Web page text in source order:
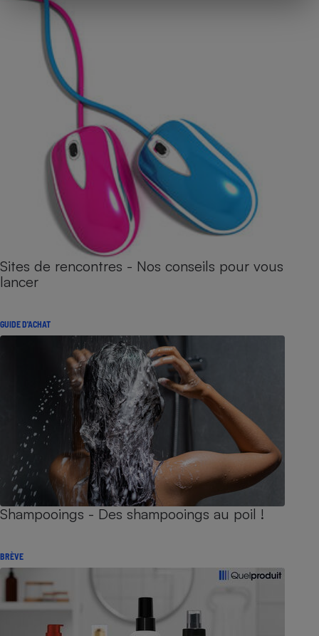
Sites de rencontres - Nos conseils pour vous
lancer
GUIDE D'ACHAT
Shampooings - Des shampooings au poil !
BRÈVE